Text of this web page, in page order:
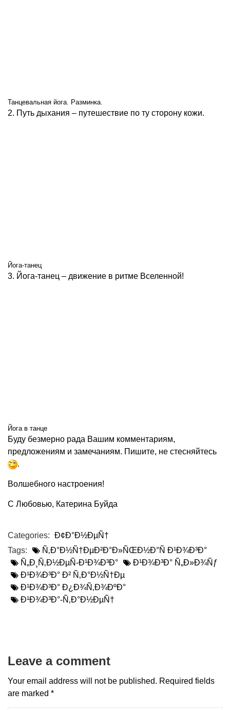
Танцевальная йога. Разминка.
2. Путь дыхания – путешествие по ту сторону кожи.
Йога-танец
3. Йога-танец – движение в ритме Вселенной!
Йога в танце
Буду безмерно рада Вашим комментариям,
предложениям и замечаниям. Пишите, не стесняйтесь
.
Волшебного настроения!
С Любовью, Катерина Буйда
Categories: Ð¢Ð°Ð½ÐµÑ†
Tags:
Ñ‚Ð°Ð½Ñ†ÐµÐ²Ð°Ð»ÑŒÐ½Ð°Ñ Ð¹Ð¾Ð³Ð°
Ñ„Ð¸Ñ‚Ð½ÐµÑ-Ð¹Ð¾Ð³Ð°
Ð¹Ð¾Ð³Ð° Ñ„Ð»Ð¾Ñƒ
Ð¹Ð¾Ð³Ð° Ð² Ñ‚Ð°Ð½Ñ†Ðµ
Ð¹Ð¾Ð³Ð° Ð¿Ð¾Ñ‚Ð¾ÐºÐ°
Ð¹Ð¾Ð³Ð°-Ñ‚Ð°Ð½ÐµÑ†
Leave a comment
Your email address will not be published. Required fields
are marked *